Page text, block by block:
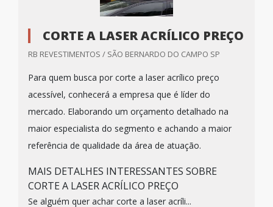
CORTE A LASER ACRÍLICO PREÇO
RB REVESTIMENTOS / SÃO BERNARDO DO CAMPO SP
Para quem busca por corte a laser acrílico preço
acessível, conhecerá a empresa que é líder do
mercado. Elaborando um orçamento detalhado na
maior especialista do segmento e achando a maior
referência de qualidade da área de atuação.
MAIS DETALHES INTERESSANTES SOBRE
CORTE A LASER ACRÍLICO PREÇO
Se alguém quer achar corte a laser acríli...